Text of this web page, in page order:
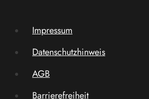
Impressum
Datenschutzhinweis
AGB
Barrierefreiheit